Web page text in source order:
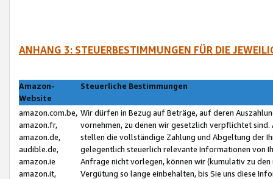
ANHANG 3: STEUERBESTIMMUNGEN FÜR DIE
Amazon-
Website
Steuerliche Bestimmungen
amazon.com.be,
amazon.fr,
amazon.de,
audible.de,
amazon.ie
amazon.it,
Wir dürfen in Bezug auf Beträge, auf deren
vornehmen, zu denen wir gesetzlich verpflichtet
stellen die vollständige Zahlung und Abgeltung der
gelegentlich steuerlich relevante Informationen von
Anfrage nicht vorlegen, können wir (kumulativ zu
Vergütung so lange einbehalten, bis Sie uns diese